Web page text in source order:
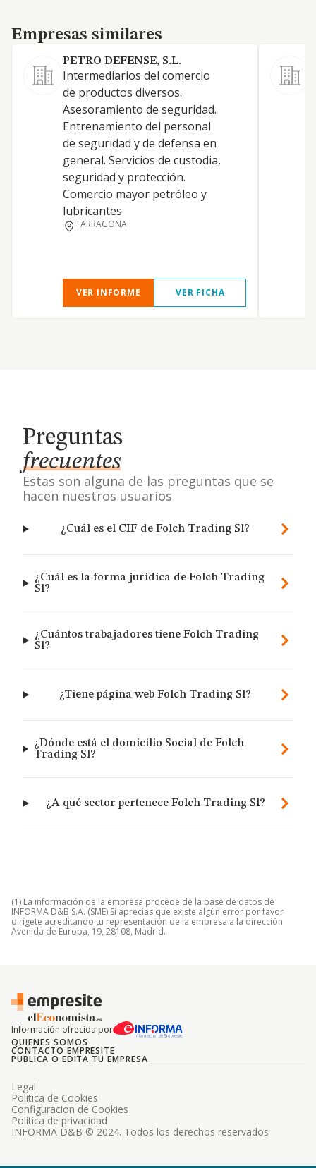
Empresas similares
Empresas similares
PETRO DEFENSE, S.L.
Intermediarios del comercio
de productos diversos.
Asesoramiento de seguridad.
Entrenamiento del personal
de seguridad y de defensa en
general. Servicios de custodia,
seguridad y protección.
Comercio mayor petróleo y
lubricantes
TARRAGONA
VER INFORME VER FICHA
Preguntas
frecuentes
Estas son alguna de las preguntas que se
hacen nuestros usuarios
¿Cuál es el CIF de Folch Trading Sl?
¿Cuál es la forma jurídica de Folch Trading
Sl?
¿Cuántos trabajadores tiene Folch Trading
Sl?
¿Tiene página web Folch Trading Sl?
¿Dónde está el domicilio Social de Folch
Trading Sl?
¿A qué sector pertenece Folch Trading Sl?
(1) La información de la empresa procede de la base de datos de
INFORMA D&B S.A. (SME) Si aprecias que existe algún error por favor
dirígete acreditando tu representación de la empresa a la dirección
Avenida de Europa, 19, 28108, Madrid.
Información ofrecida por
QUIENES SOMOS
CONTACTO EMPRESITE
PUBLICA O EDITA TU EMPRESA
INFORMA D&B © 2024. Todos los derechos reservados
Legal
Politica de Cookies
Configuracion de Cookies
Politica de privacidad